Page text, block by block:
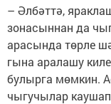
– Әлбәттә,
зонасыннан да
арасында төрле
гына аралашу
булырга мөмкин.
чыгучылар